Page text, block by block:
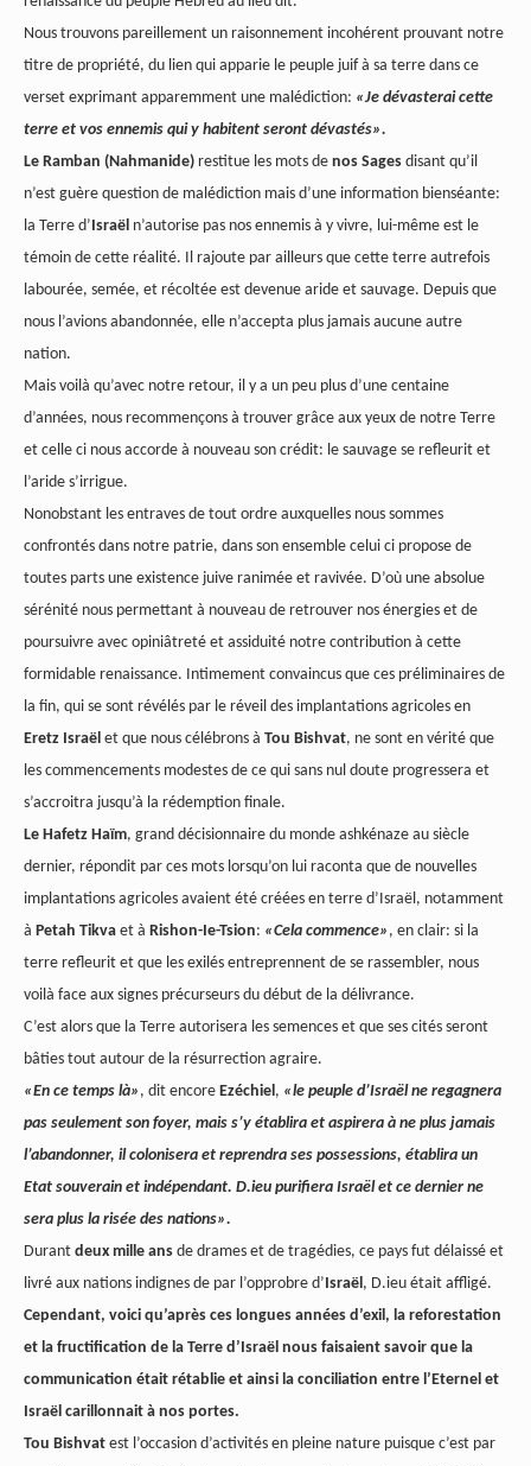
Nous trouvons pareillement un raisonnement incohérent prouvant notre
titre de propriété, du lien qui apparie le peuple juif à sa terre dans ce
verset exprimant apparemment une malédiction: «Je dévasterai cette
terre et vos ennemis qui y habitent seront dévastés».
Le Ramban (Nahmanide) restitue les mots de nos Sages disant qu’il
n’est guère question de malédiction mais d’une information bienséante:
la Terre d’Israël n’autorise pas nos ennemis à y vivre, lui-même est le
témoin de cette réalité. Il rajoute par ailleurs que cette terre autrefois
labourée, semée, et récoltée est devenue aride et sauvage. Depuis que
nous l’avions abandonnée, elle n’accepta plus jamais aucune autre
nation.
Mais voilà qu’avec notre retour, il y a un peu plus d’une centaine
d’années, nous recommençons à trouver grâce aux yeux de notre Terre
et celle ci nous accorde à nouveau son crédit: le sauvage se refleurit et
l’aride s’irrigue.
Nonobstant les entraves de tout ordre auxquelles nous sommes
confrontés dans notre patrie, dans son ensemble celui ci propose de
toutes parts une existence juive ranimée et ravivée. D’où une absolue
sérénité nous permettant à nouveau de retrouver nos énergies et de
poursuivre avec opiniâtreté et assiduité notre contribution à cette
formidable renaissance. Intimement convaincus que ces préliminaires de
la fin, qui se sont révélés par le réveil des implantations agricoles en
Eretz Israël et que nous célébrons à Tou Bishvat, ne sont en vérité que
les commencements modestes de ce qui sans nul doute progressera et
s’accroitra jusqu’à la rédemption finale.
Le Hafetz Haïm, grand décisionnaire du monde ashkénaze au siècle
dernier, répondit par ces mots lorsqu’on lui raconta que de nouvelles
implantations agricoles avaient été créées en terre d’Israël, notamment
à Petah Tikva et à Rishon-Ie-Tsion: «Cela commence» , en clair: si la
terre refleurit et que les exilés entreprennent de se rassembler, nous
voilà face aux signes précurseurs du début de la délivrance.
C’est alors que la Terre autorisera les semences et que ses cités seront
bâties tout autour de la résurrection agraire.
«En ce temps là» , dit encore Ezéchiel, «le peuple d’Israël ne regagnera
pas seulement son foyer, mais s’y établira et aspirera à ne plus jamais
l’abandonner, il colonisera et reprendra ses possessions, établira un
Etat souverain et indépendant. D.ieu purifiera Israël et ce dernier ne
sera plus la risée des nations».
Durant deux mille ans de drames et de tragédies, ce pays fut délaissé et
livré aux nations indignes de par l’opprobre d’Israël, D.ieu était affligé.
Cependant, voici qu’après ces longues années d’exil, la reforestation
et la fructification de la Terre d’Israël nous faisaient savoir que la
communication était rétablie et ainsi la conciliation entre l’Eternel et
Israël carillonnait à nos portes.
Tou Bishvat est l’occasion d’activités en pleine nature puisque c’est par